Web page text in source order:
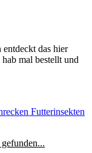
das hier
mal bestellt und
Futterinsekten